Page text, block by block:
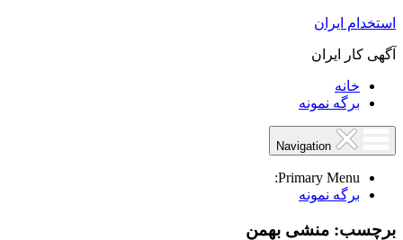
استخدام ایران
آگهی کار ایران
خانه
برگه نمونه
Primary Menu:
برگه نمونه
برچسب: منشی بهمن